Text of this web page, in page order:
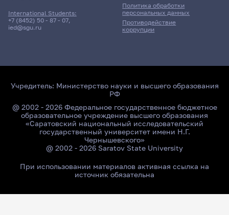
International Students:
+7 (8452) 50 - 87 - 07,
ied@sgu.ru
Политика обработки
персональных данных
Противодействие
коррупции
Учредитель: Министерство науки и высшего образования
РФ
@ 2002 - 2026 Федеральное государственное бюджетное
образовательное учреждение высшего образования
«Саратовский национальный исследовательский
государственный университет имени Н.Г.
Чернышевского»
@ 2002 - 2026 Saratov State University
При использовании материалов активная ссылка на
источник обязательна